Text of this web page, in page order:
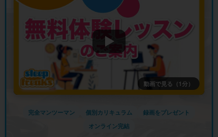
動画で見る（1分）
完全マンツーマン 個別カリキュラム
録画をプレゼント
オンライン完結